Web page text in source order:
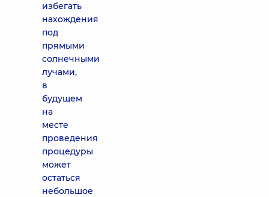
избегать
нахождения
под
прямыми
солнечными
лучами,
в
будущем
на
месте
проведения
процедуры
может
остаться
небольшое